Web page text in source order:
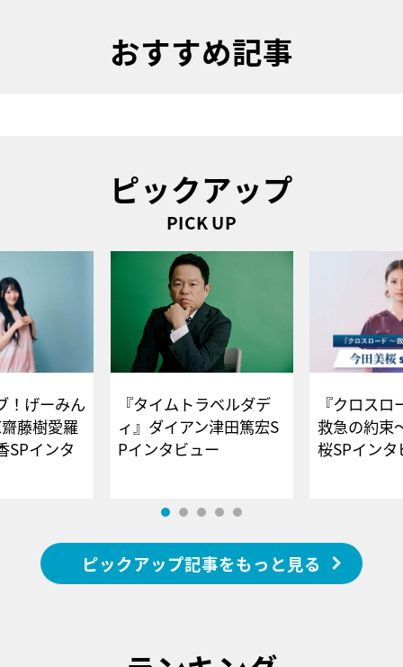
おすすめ記事
ピックアップ
PICK UP
！げーみん
藤樹愛羅
SPインタ
『タイムトラベルダデ
ィ』ダイアン津田篤宏S
Pインタビュー
『クロス
救急の約束
桜SPイ
ピックアップ記事をもっと見る